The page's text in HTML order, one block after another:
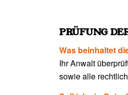
PRÜFUNG
Was beinhaltet
Ihr Anwalt
sowie alle